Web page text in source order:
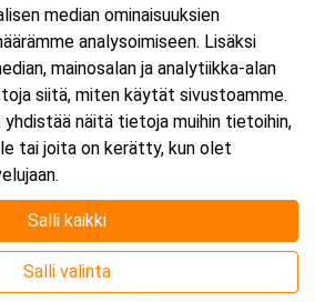
median ominaisuuksien
analysoimiseen. Lisäksi
mainosalan ja analytiikka-alan
siitä, miten käytät sivustoamme.
yhdistää näitä tietoja muihin tietoihin,
tai joita on kerätty, kun olet
Salli kaikki
Salli valinta